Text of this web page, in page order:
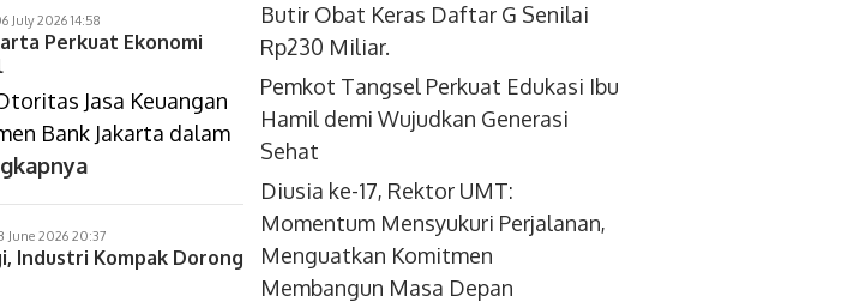
July 2026 14:58
Perkuat Ekonomi
Jasa Keuangan
Bank Jakarta dalam
June 2026 20:37
Industri Kompak Dorong
Butir Obat Keras Daftar G Senilai
Rp230 Miliar.
Pemkot Tangsel Perkuat Edukasi Ibu
Hamil demi Wujudkan Generasi
Sehat
Diusia ke-17, Rektor UMT:
Momentum Mensyukuri Perjalanan,
Menguatkan Komitmen
Membangun Masa Depan